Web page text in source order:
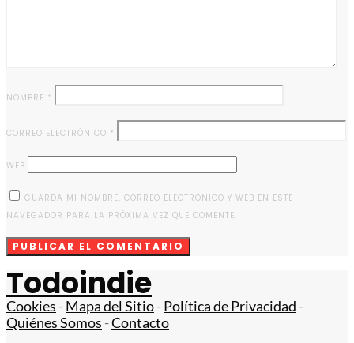
NOMBRE *
CORREO ELECTRÓNICO *
WEB
GUARDA MI NOMBRE, CORREO ELECTRÓNICO Y WEB EN ESTE
NAVEGADOR PARA LA PRÓXIMA VEZ QUE COMENTE.
Todoindie
Cookies -Mapa del Sitio-Política de Privacidad -
Quiénes Somos -Contacto